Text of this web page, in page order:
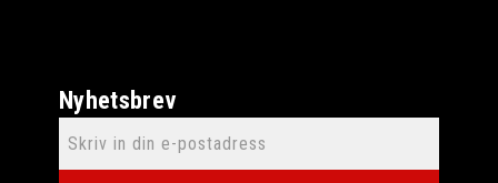
Nyhetsbrev